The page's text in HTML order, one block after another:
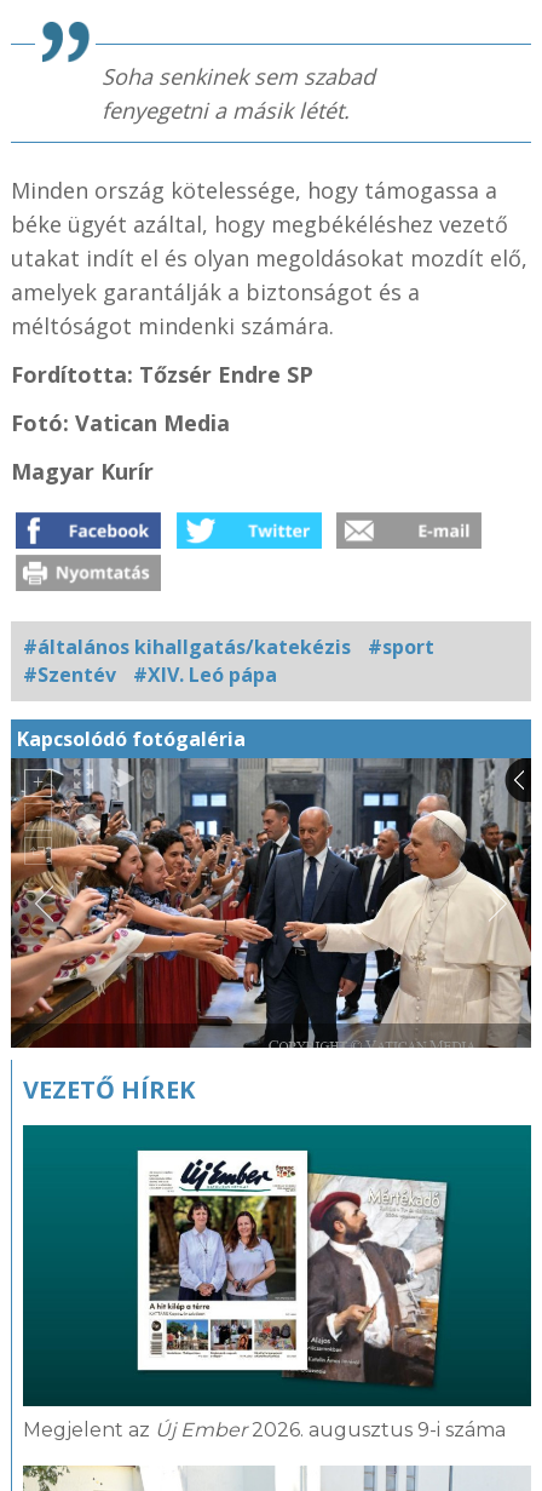
Soha senkinek sem szabad
fenyegetni a másik létét.
Minden ország kötelessége, hogy támogassa a
béke ügyét azáltal, hogy megbékéléshez vezető
utakat indít el és olyan megoldásokat mozdít elő,
amelyek garantálják a biztonságot és a
méltóságot mindenki számára.
Fordította: Tőzsér Endre SP
Fotó: Vatican Media
Magyar Kurír
#általános kihallgatás/katekézis
#sport
#Szentév
#XIV. Leó pápa
Kapcsolódó fotógaléria
VEZETŐ HÍREK
Megjelent az Új Ember2026. augusztus 9-i száma